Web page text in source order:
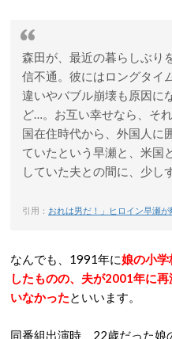
森田が、最近の暮らしぶり
信不通。彼にはロングタイ
違いやバブル崩壊も原因に
ど…。お互い幸せなら、そ
国在住時代から、外国人に
ていたという早瀬と、米国
していた夫との間に、少し
引用： おれは男だ！」ヒロイン早瀬が
なんでも、1991年に娘の小学
したものの、夫が2001年に
いなかったといいます。
同番組出演時、22歳だった娘